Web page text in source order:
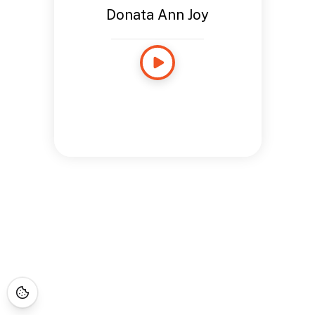
Donata Ann Joy